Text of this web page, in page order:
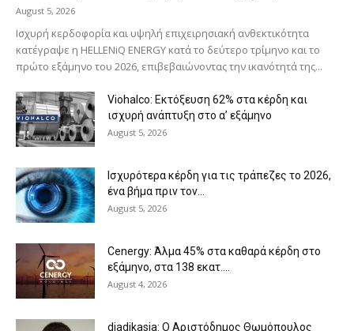
August 5, 2026
Ισχυρή κερδοφορία και υψηλή επιχειρησιακή ανθεκτικότητα
κατέγραψε η HELLENiQ ENERGY κατά το δεύτερο τρίμηνο και το
πρώτο εξάμηνο του 2026, επιβεβαιώνοντας την ικανότητά της...
Viohalco: Εκτόξευση 62% στα κέρδη και
ισχυρή ανάπτυξη στο α’ εξάμηνο
August 5, 2026
Ισχυρότερα κέρδη για τις τράπεζες το 2026,
ένα βήμα πριν τον...
August 5, 2026
Cenergy: Άλμα 45% στα καθαρά κέρδη στο
εξάμηνο, στα 138 εκατ....
August 4, 2026
diadikasia: Ο Αριστόδημος Θωμόπουλος